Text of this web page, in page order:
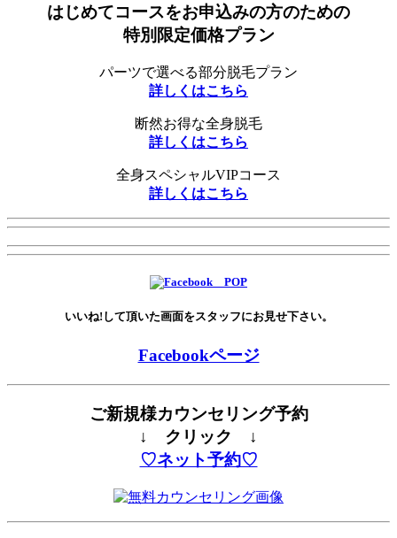
はじめてコースをお申込みの方のための
特別限定価格プラン
パーツで選べる部分脱毛プラン
詳しくはこちら
断然お得な全身脱毛
詳しくはこちら
全身スペシャルVIPコース
詳しくはこちら
いいね!して頂いた画面をスタッフにお見せ下さい。
Facebookページ
ご新規様カウンセリング予約
↓ クリック ↓
♡ネット予約♡